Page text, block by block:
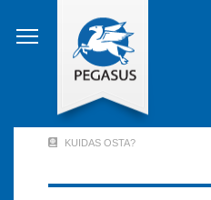
edasi
põhisisu
Account
KUIDAS OSTA?